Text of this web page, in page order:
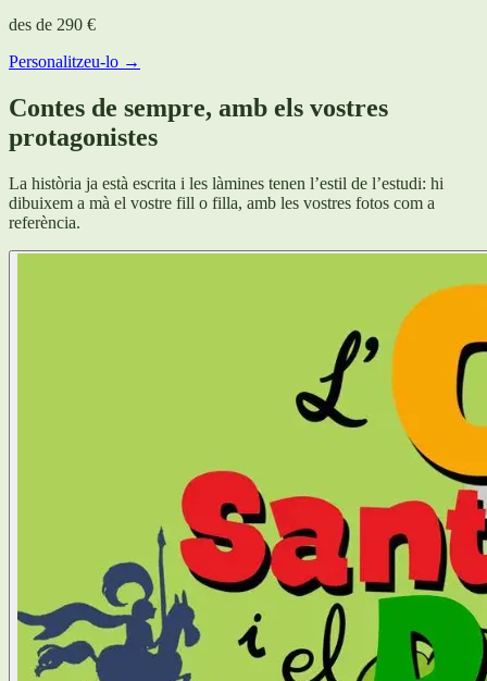
des de 290 €
Personalitzeu-lo →
Contes de sempre, amb els vostres
protagonistes
La història ja està escrita i les làmines tenen l’estil de l’estudi: hi
dibuixem a mà el vostre fill o filla, amb les vostres fotos com a
referència.